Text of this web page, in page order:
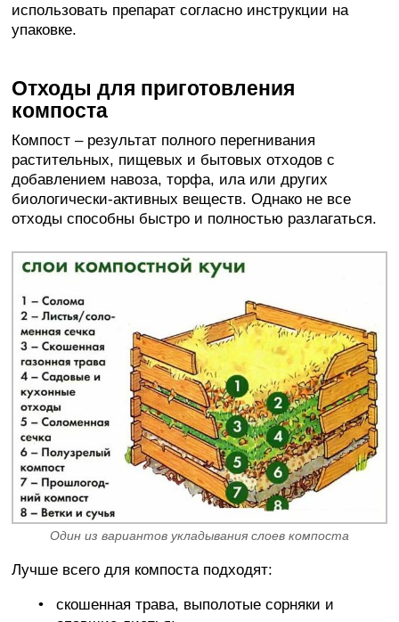
использовать препарат согласно инструкции на
упаковке.
Отходы для приготовления
компоста
Компост – результат полного перегнивания
растительных, пищевых и бытовых отходов с
добавлением навоза, торфа, ила или других
биологически-активных веществ. Однако не все
отходы способны быстро и полностью разлагаться.
Один из вариантов укладывания слоев компоста
Лучше всего для компоста подходят:
скошенная трава, выполотые сорняки и